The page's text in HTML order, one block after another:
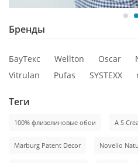
Бренды
БауТекс Wellton Oscar
Vitrulan
Pufas SYSTEXX
Теги
100% флизелиновые обои A S
Marburg Patent Decor Novelio